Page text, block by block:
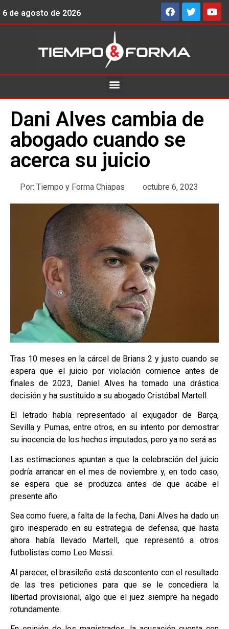
6 de agosto de 2026
Dani Alves cambia de
abogado cuando se
acerca su juicio
Por: Tiempo y Forma Chiapas octubre 6, 2023
Tras 10 meses en la cárcel de Brians 2 y justo cuando se
espera que el juicio por violación comience antes de
finales de 2023, Daniel Alves ha tomado una drástica
decisión y ha sustituido a su abogado Cristóbal Martell.
El letrado había representado al exjugador de Barça,
Sevilla y Pumas, entre otros, en su intento por demostrar
su inocencia de los hechos imputados, pero ya no será as
Las estimaciones apuntan a que la celebración del juicio
podría arrancar en el mes de noviembre y, en todo caso,
se espera que se produzca antes de que acabe el
presente año.
Sea como fuere, a falta de la fecha, Dani Alves ha dado un
giro inesperado en su estrategia de defensa, que hasta
ahora había llevado Martell, que representó a otros
futbolistas como Leo Messi.
Al parecer, el brasileño está descontento con el resultado
de las tres peticiones para que se le concediera la
libertad provisional, algo que el juez siempre ha negado
rotundamente.